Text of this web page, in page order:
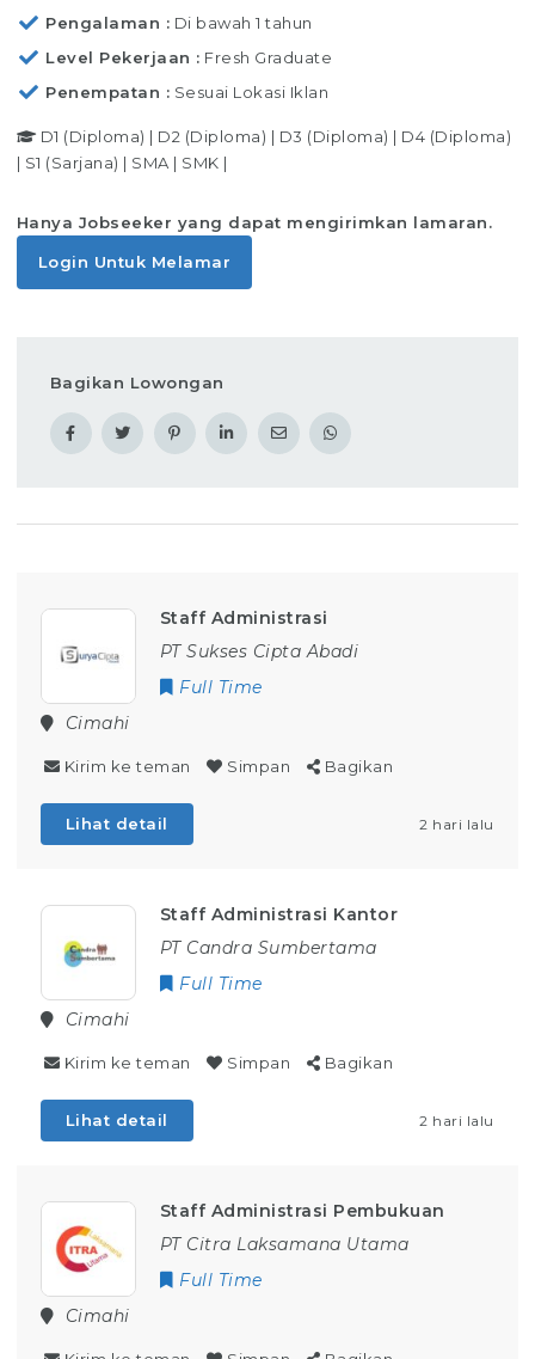
Pengalaman
Di bawah 1 tahun
Level Pekerjaan
Fresh Graduate
Penempatan
Sesuai Lokasi Iklan
D1 (Diploma) | D2 (Diploma) | D3 (Diploma) | D4 (Diploma)
| S1 (Sarjana) | SMA | SMK |
Hanya Jobseeker yang dapat mengirimkan lamaran.
Login Untuk Melamar
Bagikan Lowongan
Staff Administrasi
PT Sukses Cipta Abadi
Full Time
Cimahi
Kirim ke teman Simpan Bagikan
Lihat detail 2 hari lalu
Staff Administrasi Kantor
PT Candra Sumbertama
Full Time
Cimahi
Kirim ke teman Simpan Bagikan
Lihat detail 2 hari lalu
Staff Administrasi Pembukuan
PT Citra Laksamana Utama
Full Time
Cimahi